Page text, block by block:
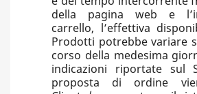
della pagina web e
carrello, l’effettiva
Prodotti potrebbe variare
corso della medesima
indicazioni riportate sul
proposta di ordine